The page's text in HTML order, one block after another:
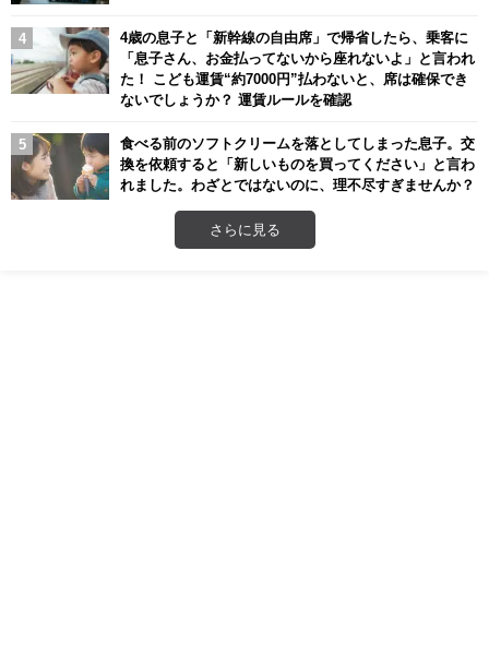
4歳の息子と「新幹線の自由席」で帰省したら、乗客に
「息子さん、お金払ってないから座れないよ」と言われ
た！ こども運賃“約7000円”払わないと、席は確保でき
ないでしょうか？ 運賃ルールを確認
食べる前のソフトクリームを落としてしまった息子。交
換を依頼すると「新しいものを買ってください」と言わ
れました。わざとではないのに、理不尽すぎませんか？
さらに見る